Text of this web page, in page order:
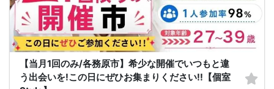
【当月1回のみ/各務原市】希少な開催でいつもと違
う出会いを!この日にぜひお集まりください!!【個室